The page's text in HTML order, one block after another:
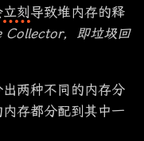
顶部。栈可以理解为就是
，然后实际的对象被保存在
应用所需的运行内存，它只
态分配内存
立刻导致堆内存的释
Collector，即垃圾回
两种不同的内存分
存都分配到其中一